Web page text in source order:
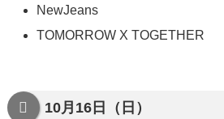
NewJeans
TOMORROW X TOGETHER
10月16日（日）